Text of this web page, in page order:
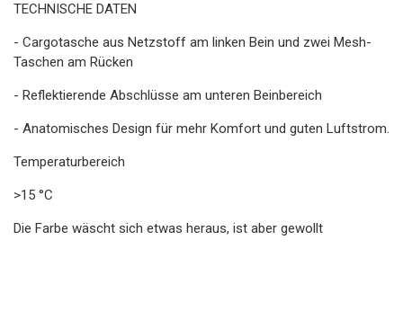
TECHNISCHE DATEN
- Cargotasche aus Netzstoff am linken Bein und zwei Mesh-
Taschen am Rücken
- Reflektierende Abschlüsse am unteren Beinbereich
- Anatomisches Design für mehr Komfort und guten Luftstrom.
Temperaturbereich
>15 °C
Die Farbe wäscht sich etwas heraus, ist aber gewollt